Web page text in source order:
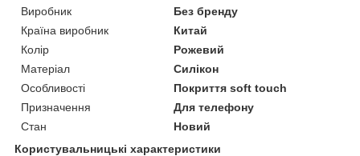
Виробник
Без бренду
Країна виробник
Китай
Колір
Рожевий
Матеріал
Силікон
Особливості
Покриття soft touch
Призначення
Для телефону
Стан
Новий
Користувальницькі характеристики